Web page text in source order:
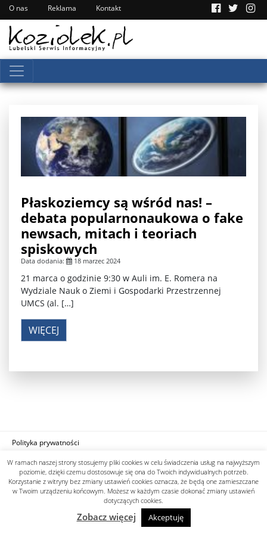
O nas Reklama Kontakt
Płaskoziemcy są wśród nas! –
debata popularnonaukowa o fake
newsach, mitach i teoriach
spiskowych
Data dodania: 18 marzec 2024
21 marca o godzinie 9:30 w Auli im. E. Romera na
Wydziale Nauk o Ziemi i Gospodarki Przestrzennej
UMCS (al. […]
WIĘCEJ
Polityka prywatności
W ramach naszej strony stosujemy pliki cookies w celu świadczenia usług na najwyższym
poziomie, dzięki czemu dostosowuje się ona do Twoich indywidualnych potrzeb.
Korzystanie z witryny bez zmiany ustawień cookies oznacza, że będą one zamieszczane
w Twoim urządzeniu końcowym. Możesz w każdym czasie dokonać zmiany ustawień
dotyczących cookies.
Zobacz więcej Akceptuję